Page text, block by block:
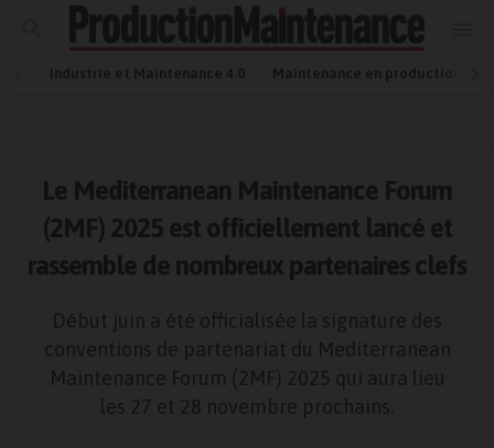
Industrie et Maintenance 4.0 Maintenance en production
Le Mediterranean Maintenance Forum
(2MF) 2025 est officiellement lancé et
rassemble de nombreux partenaires clefs
Début juin a été officialisée la signature des
conventions de partenariat du Mediterranean
Maintenance Forum (2MF) 2025 qui aura lieu
les 27 et 28 novembre prochains.